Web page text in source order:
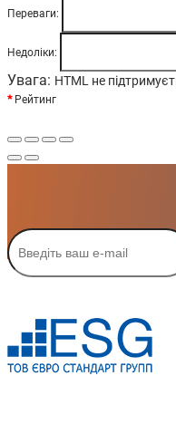
Переваги:
Недоліки:
Увага: HTML не
Рейтинг